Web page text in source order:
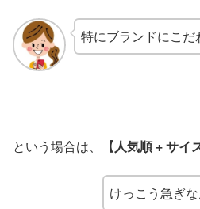
特にブランドにこだ
という場合は、 【人気順 + サイ
けっこう急ぎ